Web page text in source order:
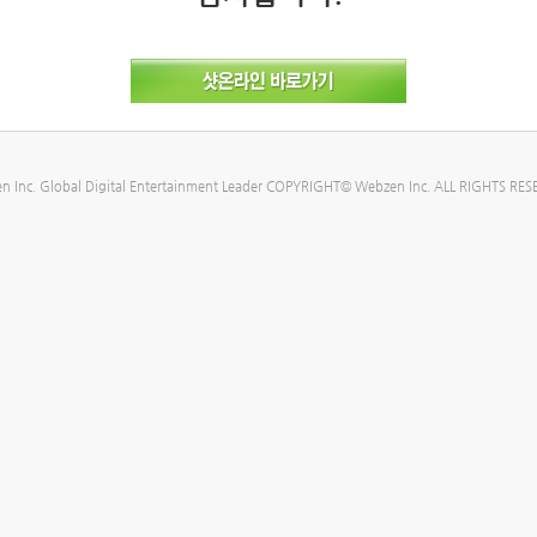
Inc. Global Digital Entertainment Leader COPYRIGHT© Webzen Inc. ALL RIGHTS